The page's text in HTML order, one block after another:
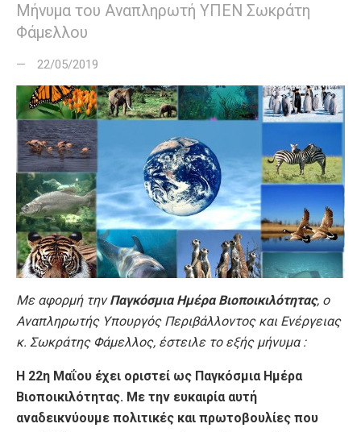
Μήνυμα του Αναπληρωτή ΥΠΕΝ Σωκράτη
Φάμελλου
22/05/2019
Με αφορμή τηνΠαγκόσμια Ημέρα Βιοποικιλότητας, ο
Αναπληρωτής Υπουργός Περιβάλλοντος και Ενέργειας
κ. Σωκράτης Φάμελλος, έστειλε το εξής μήνυμα :
Η 22η Μαΐου έχει οριστεί ως Παγκόσμια Ημέρα
Βιοποικιλότητας. Με την ευκαιρία αυτή
αναδεικνύουμε πολιτικές και πρωτοβουλίες που